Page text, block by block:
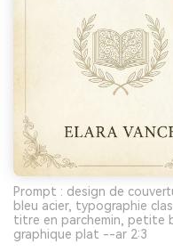
Prompt : design de
bleu acier, typographie
titre en parchemin, petite
graphique plat --ar 2:3